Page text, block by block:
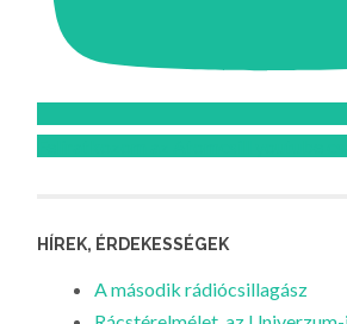
HÍREK, ÉRDEKESSÉGEK
A második rádiócsillagász